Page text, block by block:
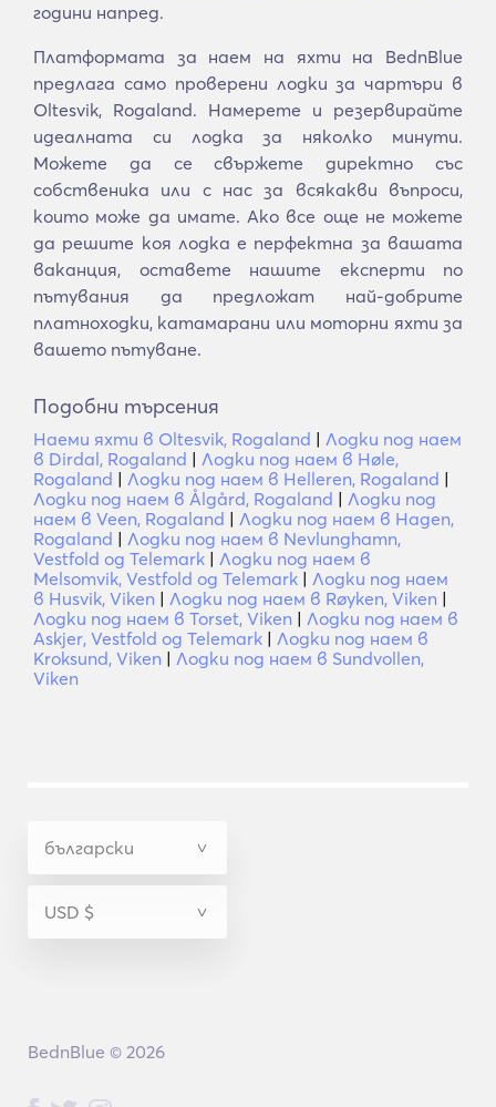
години напред.
Платформата за наем на яхти на BednBlue
предлага само проверени лодки за чартъри в
Oltesvik, Rogaland. Намерете и резервирайте
идеалната си лодка за няколко минути.
Можете да се свържете директно със
собственика или с нас за всякакви въпроси,
които може да имате. Ако все още не можете
да решите коя лодка е перфектна за вашата
ваканция, оставете нашите експерти по
пътувания да предложат най-добрите
платноходки, катамарани или моторни яхти за
вашето пътуване.
Подобни търсения
Наеми яхти в Oltesvik, Rogaland | Лодки под наем
в Dirdal, Rogaland | Лодки под наем в Høle,
Rogaland | Лодки под наем в Helleren, Rogaland |
Лодки под наем в Ålgård, Rogaland | Лодки под
наем в Veen, Rogaland | Лодки под наем в Hagen,
Rogaland | Лодки под наем в Nevlunghamn,
Vestfold og Telemark | Лодки под наем в
Melsomvik, Vestfold og Telemark | Лодки под наем
в Husvik, Viken | Лодки под наем в Røyken, Viken |
Лодки под наем в Torset, Viken | Лодки под наем в
Askjer, Vestfold og Telemark | Лодки под наем в
Kroksund, Viken | Лодки под наем в Sundvollen,
Viken
BednBlue © 2026